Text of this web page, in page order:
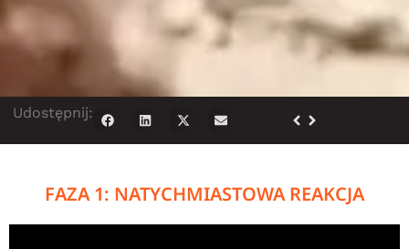
Udostępnij:
FAZA 1: NATYCHMIASTOWA REAKCJA